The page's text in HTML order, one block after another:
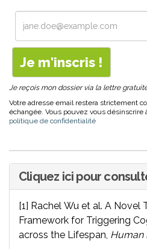
Je reçois mon dossier via la lettre
Votre adresse email restera strictement
échangée. Vous pouvez vous désinscrire
politique de confidentialité
Cliquez ici pour
[1] Rachel Wu et al. A Novel
Framework for Triggering
across the Lifespan, Human